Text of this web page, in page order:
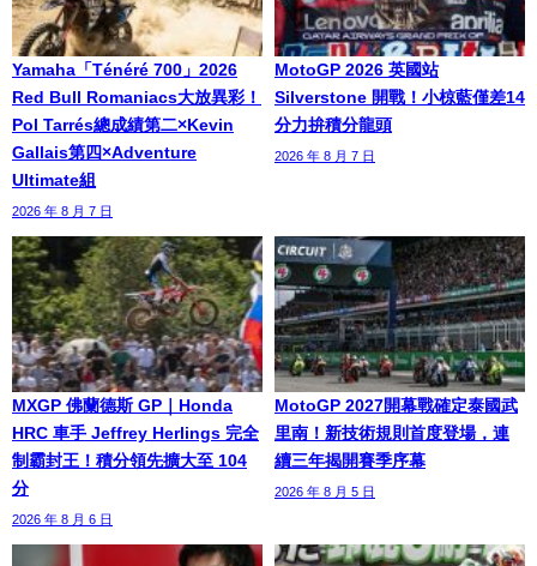
Yamaha「Ténéré 700」2026
Red Bull Romaniacs大放異彩！
Pol Tarrés總成績第二×Kevin
Gallais第四×Adventure
Ultimate組
2026 年 8 月 7 日
MotoGP 2026 英國站
Silverstone 開戰！小椋藍僅差14
分力拚積分龍頭
2026 年 8 月 7 日
MXGP 佛蘭德斯 GP｜Honda
HRC 車手 Jeffrey Herlings 完全
制霸封王！積分領先擴大至 104
分
2026 年 8 月 6 日
MotoGP 2027開幕戰確定泰國武
里南！新技術規則首度登場，連
續三年揭開賽季序幕
2026 年 8 月 5 日